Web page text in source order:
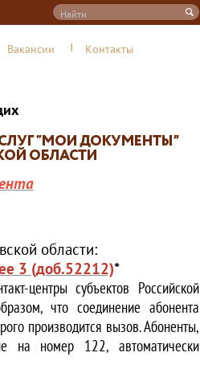
Вакансии
Контакты
области:
3 (доб.52212)*
центры субъектов Российской
что соединение абонента
производится вызов. Абоненты,
на номер 122, автоматически